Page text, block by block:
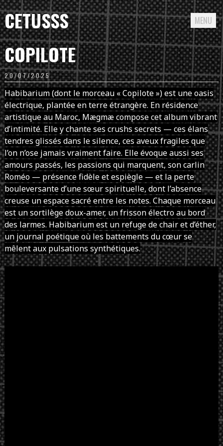
CETUSSS MENU
Passer
directement
au
contenu
COPILOTE
20/07/2025
Habibarium (dont le morceau « Copilote ») est une oasis
électrique, plantée en terre étrangère. En résidence
artistique au Maroc, Mægmæ compose cet album vibrant
d’intimité. Elle y chante ses crushs secrets — ces élans
tendres glissés dans le silence, ces aveux fragiles que
l’on n’ose jamais vraiment faire. Elle évoque aussi ses
amours passés, les passions qui marquent, son carlin
Roméo — présence fidèle et espiègle — et la perte
bouleversante d’une sœur spirituelle, dont l’absence
creuse un espace sacré entre les notes. Chaque morceau
est un sortilège doux-amer, un frisson électro au bord
des larmes. Habibarium est un refuge de chair et d’éther,
un journal poétique où les battements du cœur se
mêlent aux pulsations synthétiques.